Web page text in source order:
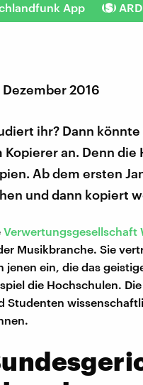
App
Dezember 2016
ihr? Dann
Kopierer an. Denn
Ab dem ersten
und dann kopiert
Verwertungsgesellschaft
Musikbranche. Sie
jenen ein, die das
die Hochschulen.
Studenten